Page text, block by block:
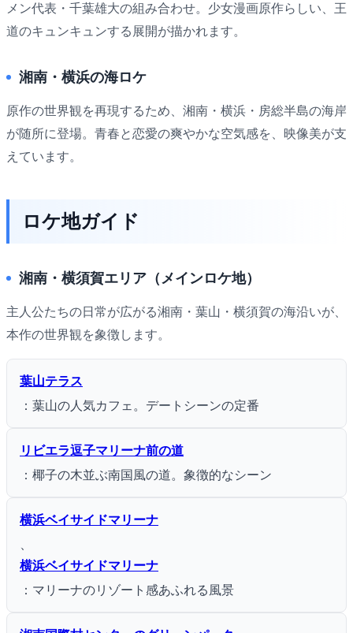
メン代表・千葉雄大の組み合わせ。少女漫画原作らしい、王
道のキュンキュンする展開が描かれます。
湘南・横浜の海ロケ
原作の世界観を再現するため、湘南・横浜・房総半島の海岸
が随所に登場。青春と恋愛の爽やかな空気感を、映像美が支
えています。
ロケ地ガイド
湘南・横須賀エリア（メインロケ地）
主人公たちの日常が広がる湘南・葉山・横須賀の海沿いが、
本作の世界観を象徴します。
葉山テラス
：葉山の人気カフェ。デートシーンの定番
リビエラ逗子マリーナ前の道
：椰子の木並ぶ南国風の道。象徴的なシーン
横浜ベイサイドマリーナ
横浜ベイサイドマリーナ
：マリーナのリゾート感あふれる風景